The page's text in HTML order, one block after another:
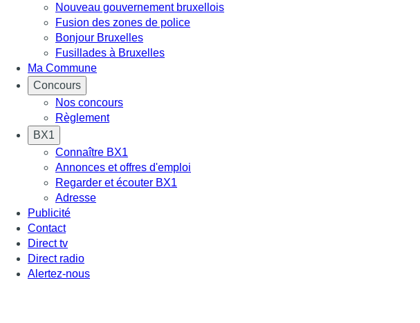
Nouveau gouvernement bruxellois
Fusion des zones de police
Bonjour Bruxelles
Fusillades à Bruxelles
Ma Commune
Concours
Nos concours
Règlement
BX1
Connaître BX1
Annonces et offres d'emploi
Regarder et écouter BX1
Adresse
Publicité
Contact
Direct tv
Direct radio
Alertez-nous